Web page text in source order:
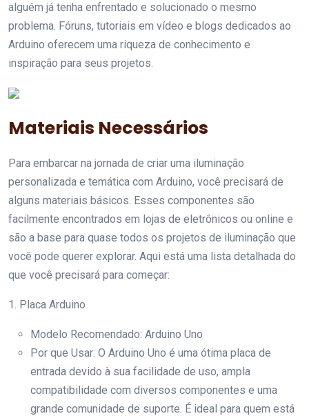
alguém já tenha enfrentado e solucionado o mesmo
problema. Fóruns, tutoriais em vídeo e blogs dedicados ao
Arduino oferecem uma riqueza de conhecimento e
inspiração para seus projetos.
Materiais Necessários
Para embarcar na jornada de criar uma iluminação
personalizada e temática com Arduino, você precisará de
alguns materiais básicos. Esses componentes são
facilmente encontrados em lojas de eletrônicos ou online e
são a base para quase todos os projetos de iluminação que
você pode querer explorar. Aqui está uma lista detalhada do
que você precisará para começar:
1. Placa Arduino
Modelo Recomendado: Arduino Uno
Por que Usar: O Arduino Uno é uma ótima placa de
entrada devido à sua facilidade de uso, ampla
compatibilidade com diversos componentes e uma
grande comunidade de suporte. É ideal para quem está